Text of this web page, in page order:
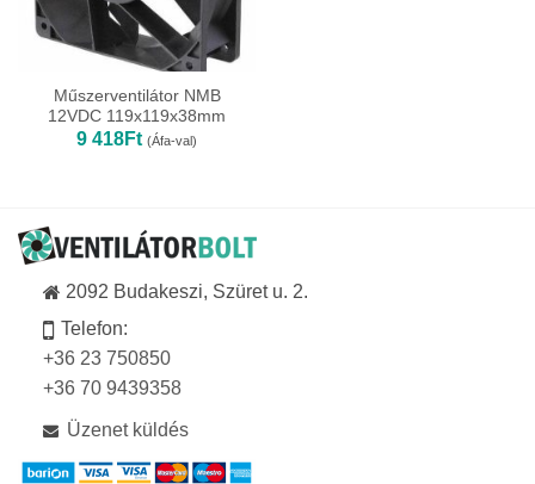
Műszerventilátor NMB
12VDC 119x119x38mm
9 418Ft (Áfa-val)
2092 Budakeszi, Szüret u. 2.
Telefon:
+36 23 750850
+36 70 9439358
Üzenet küldés